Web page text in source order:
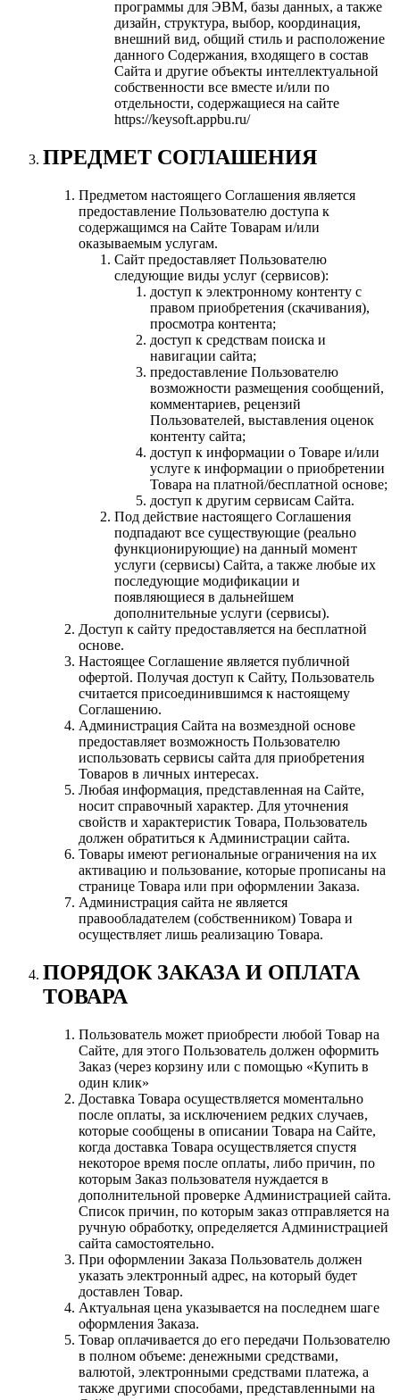
программы для ЭВМ, базы данных, а также
дизайн, структура, выбор, координация,
внешний вид, общий стиль и расположение
данного Содержания, входящего в состав
Сайта и другие объекты интеллектуальной
собственности все вместе и/или по
отдельности, содержащиеся на сайте
https://keysoft.appbu.ru/
ПРЕДМЕТ СОГЛАШЕНИЯ
Предметом настоящего Соглашения является
предоставление Пользователю доступа к
содержащимся на Сайте Товарам и/или
оказываемым услугам.
Сайт предоставляет Пользователю
следующие виды услуг (сервисов):
доступ к электронному контенту с
правом приобретения (скачивания),
просмотра контента;
доступ к средствам поиска и
навигации сайта;
предоставление Пользователю
возможности размещения сообщений,
комментариев, рецензий
Пользователей, выставления оценок
контенту сайта;
доступ к информации о Товаре и/или
услуге к информации о приобретении
Товара на платной/бесплатной основе;
доступ к другим сервисам Сайта.
Под действие настоящего Соглашения
подпадают все существующие (реально
функционирующие) на данный момент
услуги (сервисы) Сайта, а также любые их
последующие модификации и
появляющиеся в дальнейшем
дополнительные услуги (сервисы).
Доступ к сайту предоставляется на бесплатной
основе.
Настоящее Соглашение является публичной
офертой. Получая доступ к Сайту, Пользователь
считается присоединившимся к настоящему
Соглашению.
Администрация Сайта на возмездной основе
предоставляет возможность Пользователю
использовать сервисы сайта для приобретения
Товаров в личных интересах.
Любая информация, представленная на Сайте,
носит справочный характер. Для уточнения
свойств и характеристик Товара, Пользователь
должен обратиться к Администрации сайта.
Товары имеют региональные ограничения на их
активацию и пользование, которые прописаны на
странице Товара или при оформлении Заказа.
Администрация сайта не является
правообладателем (собственником) Товара и
осуществляет лишь реализацию Товара.
ПОРЯДОК ЗАКАЗА И ОПЛАТА
ТОВАРА
Пользователь может приобрести любой Товар на
Сайте, для этого Пользователь должен оформить
Заказ (через корзину или с помощью «Купить в
один клик»
Доставка Товара осуществляется моментально
после оплаты, за исключением редких случаев,
которые сообщены в описании Товара на Сайте,
когда доставка Товара осуществляется спустя
некоторое время после оплаты, либо причин, по
которым Заказ пользователя нуждается в
дополнительной проверке Администрацией сайта.
Список причин, по которым заказ отправляется на
ручную обработку, определяется Администрацией
сайта самостоятельно.
При оформлении Заказа Пользователь должен
указать электронный адрес, на который будет
доставлен Товар.
Актуальная цена указывается на последнем шаге
оформления Заказа.
Товар оплачивается до его передачи Пользователю
в полном объеме: денежными средствами,
валютой, электронными средствами платежа, а
также другими способами, представленными на